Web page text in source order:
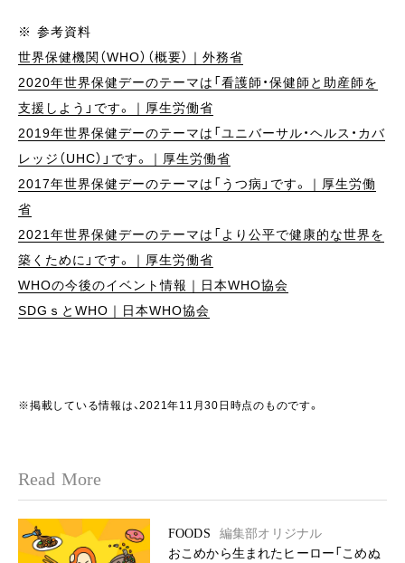
※ 参考資料
世界保健機関（WHO）（概要）｜外務省
2020年世界保健デーのテーマは「看護師・保健師と助産師を
支援しよう」です。｜厚生労働省
2019年世界保健デーのテーマは「ユニバーサル・ヘルス・カバ
レッジ（UHC）」です。｜厚生労働省
2017年世界保健デーのテーマは「うつ病」です。｜厚生労働
省
2021年世界保健デーのテーマは「より公平で健康的な世界を
築くために」です。｜厚生労働省
WHOの今後のイベント情報｜日本WHO協会
SDGｓとWHO｜日本WHO協会
※掲載している情報は、2021年11月30日時点のものです。
Read More
FOODS
編集部オリジナル
おこめから生まれたヒーロー「こめぬ